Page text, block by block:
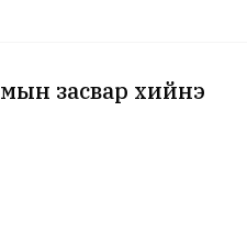
засвар хийнэ